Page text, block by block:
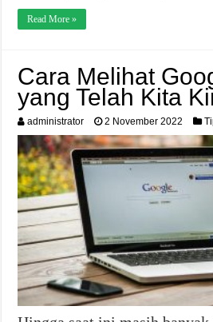
Read More »
Cara Melihat
yang Telah Kita
administrator 2 November 2022